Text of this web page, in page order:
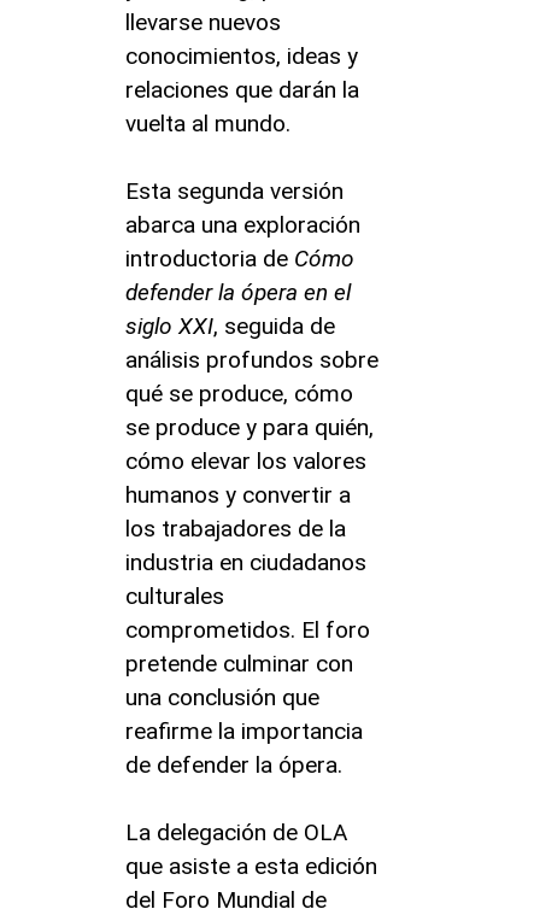
llevarse nuevos
conocimientos, ideas y
relaciones que darán la
vuelta al mundo.
Esta segunda versión
abarca una exploración
introductoria de Cómo
defender la ópera en el
siglo XXI, seguida de
análisis profundos sobre
qué se produce, cómo
se produce y para quién,
cómo elevar los valores
humanos y convertir a
los trabajadores de la
industria en ciudadanos
culturales
comprometidos. El foro
pretende culminar con
una conclusión que
reafirme la importancia
de defender la ópera.
La delegación de OLA
que asiste a esta edición
del Foro Mundial de